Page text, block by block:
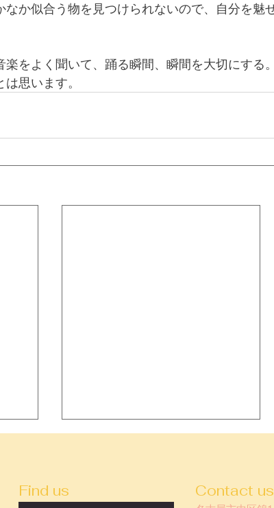
か似合う物を見つけられないので、自分を魅
をよく聞いて、踊る瞬間、瞬間を大切にする
思います。
Find us Contact us